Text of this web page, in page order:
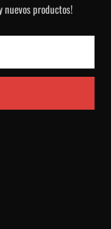
nuevos productos!